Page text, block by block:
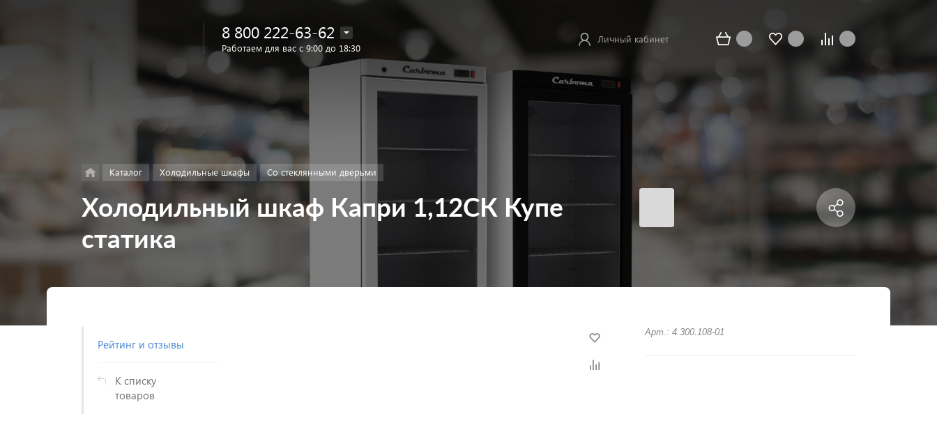
8 800 222-63-62
Работаем для вас с 9:00 до 18:30
Личный кабинет
Каталог Холодильные шкафы Со стеклянными дверьми
Холодильный шкаф Капри 1,12СК Купе
статика
Рейтинг и отзывы
К списку
товаров
Арт.: 4.300.108-01